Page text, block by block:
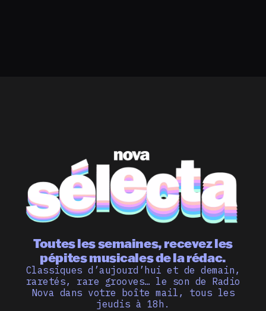
Toutes les semaines, recevez les
pépites musicales de la rédac.
Classiques d’aujourd’hui et de demain,
raretés, rare grooves… le son de Radio
Nova dans votre boîte mail, tous les
jeudis à 18h.